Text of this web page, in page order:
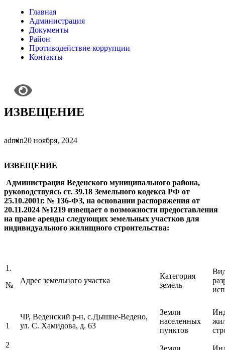
Главная
Администрация
Документы
Район
Противодействие коррупции
Контакты
ИЗВЕЩЕНИЕ
admin20 ноября, 2024
ИЗВЕЩЕНИЕ
Администрация Веденского муниципального района,
руководствуясь ст. 39.18 Земельного кодекса РФ от
25.10.2001г. № 136-ФЗ, на основании распоряжения от
20.11.2024 №1219 извещает о возможности предоставления
на праве аренды следующих земельных участков для
индивидуального жилищного строительства:
1.
№
Адрес земельного участка
Категория
земель
1
ЧР, Веденский р-н, с.Дышне-Ведено,
ул. С. Хамидова, д. 63
Земли
населенных
пунктов
2
Земли